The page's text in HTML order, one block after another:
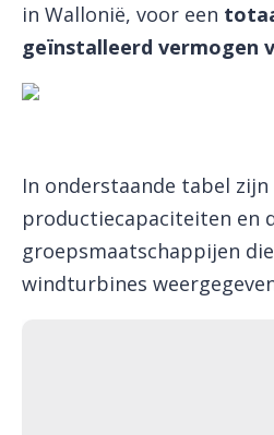
in Wallonië, voor een
geïnstalleerd vermogen
In onderstaande tabel zijn
productiecapaciteiten en
groepsmaatschappijen
windturbines